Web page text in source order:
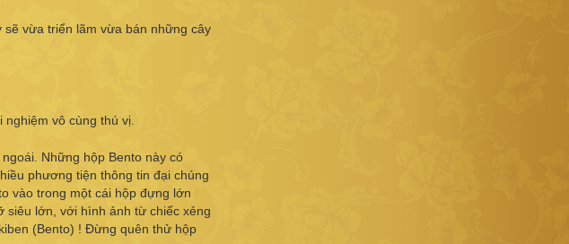
vừa triển lãm vừa bán những cây
vô cùng thú vị.
Những hộp Bento này có
phương tiện thông tin đại chúng
vào trong một cái hộp đựng lớn
siêu lớn, với hình ảnh từ chiếc xẻng
(Bento) ! Đừng quên thử hộp